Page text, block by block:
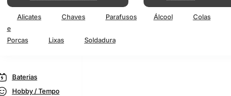
Alicates Chaves
Parafusos
e
Porcas
Lixas Soldadura
Álcool Colas
Baterias
Hobby / Tempo